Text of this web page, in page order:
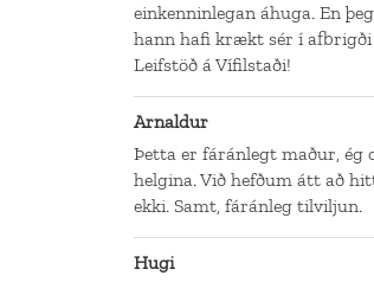
einkenninlegan áhuga. En
hann hafi krækt sér í
Leifstöð á Vífilstaði!
Arnaldur
Þetta er fáránlegt maður, ég
helgina. Við hefðum átt að
ekki. Samt, fáránleg tilviljun.
Hugi